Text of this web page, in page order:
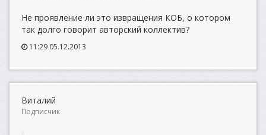
Не проявление ли это извращения КОБ, о котором
так долго говорит авторский коллектив?
11:29 05.12.2013
Виталий
Подписчик